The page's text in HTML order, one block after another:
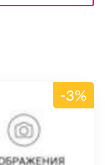
-3%